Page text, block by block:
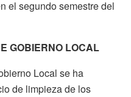
el segundo semestre del
GOBIERNO LOCAL
Local se ha
de limpieza de los